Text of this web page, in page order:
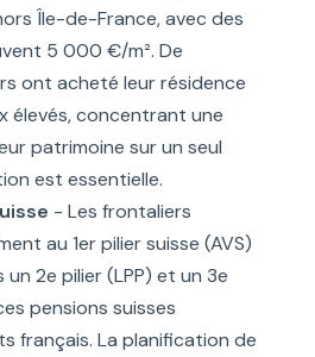
Île-de-France, avec des
5 000 €/m². De
ont acheté leur résidence
élevés, concentrant une
patrimoine sur un seul
est essentielle.
- Les frontaliers
au 1er pilier suisse (AVS)
2e pilier (LPP) et un 3e
pensions suisses
français. La planification de